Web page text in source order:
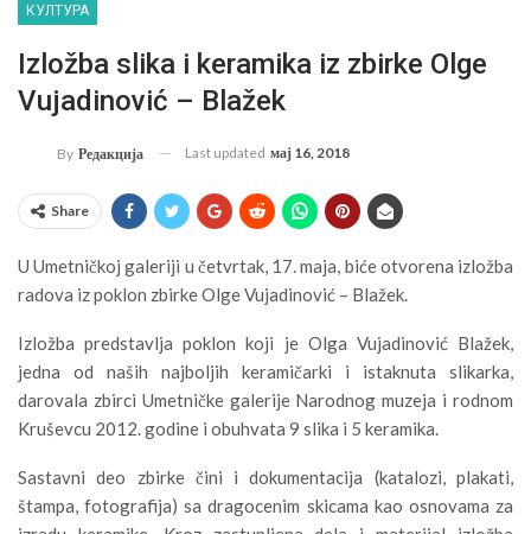
КУЛТУРА
Izložba slika i keramika iz zbirke Olge
Vujadinović – Blažek
By Редакција Last updated мај 16, 2018
Share
U Umetničkoj galeriji u četvrtak, 17. maja, biće otvorena izložba
radova iz poklon zbirke Olge Vujadinović – Blažek.
Izložba predstavlja poklon koji je Olga Vujadinović Blažek,
jedna od naših najboljih keramičarki i istaknuta slikarka,
darovala zbirci Umetničke galerije Narodnog muzeja i rodnom
Kruševcu 2012. godine i obuhvata 9 slika i 5 keramika.
Sastavni deo zbirke čini i dokumentacija (katalozi, plakati,
štampa, fotografija) sa dragocenim skicama kao osnovama za